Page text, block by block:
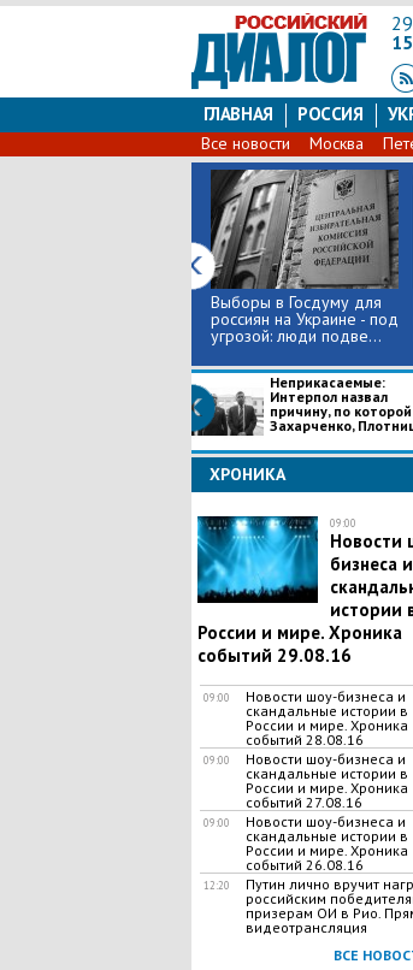
ГЛАВНАЯ РОССИЯ
Все новости Москва
Выборы в Госдуму для
россиян на Украине - под
угрозой: люди подве...
Неприкасаемые:
Интерпол назвал
причину, по которой
Захарченко,
ХРОНИКА
09:00
Новости
бизнеса и
истории
России и мире. Хроника
событий 29.08.16
09:00
Новости шоу-бизнеса и
скандальные истории в
России и мире. Хроника
событий 28.08.16
09:00
Новости шоу-бизнеса и
скандальные истории в
России и мире. Хроника
событий 27.08.16
09:00
Новости шоу-бизнеса и
скандальные истории в
России и мире. Хроника
событий 26.08.16
12:20
Путин лично вручит
российским
призерам ОИ в Рио.
видеотрансляция
ВСЕ